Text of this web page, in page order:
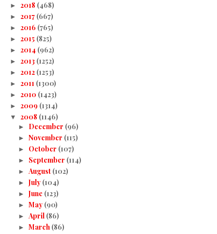
► 2018 (468)
► 2017 (667)
► 2016 (765)
► 2015 (825)
► 2014 (962)
► 2013 (1252)
► 2012 (1253)
► 2011 (1300)
► 2010 (1423)
► 2009 (1314)
▼ 2008 (1146)
► December (96)
► November (115)
► October (107)
► September (114)
► August (102)
► July (104)
► June (123)
► May (90)
► April (86)
► March (86)